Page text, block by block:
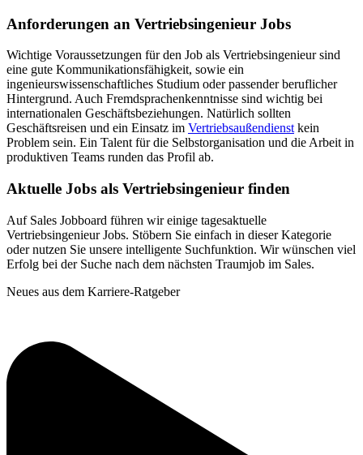
Anforderungen an Vertriebsingenieur Jobs
Wichtige Voraussetzungen für den Job als Vertriebsingenieur sind
eine gute Kommunikationsfähigkeit, sowie ein
ingenieurswissenschaftliches Studium oder passender beruflicher
Hintergrund. Auch Fremdsprachenkenntnisse sind wichtig bei
internationalen Geschäftsbeziehungen. Natürlich sollten
Geschäftsreisen und ein Einsatz im Vertriebsaußendienst kein
Problem sein. Ein Talent für die Selbstorganisation und die Arbeit in
produktiven Teams runden das Profil ab.
Aktuelle Jobs als Vertriebsingenieur finden
Auf Sales Jobboard führen wir einige tagesaktuelle
Vertriebsingenieur Jobs. Stöbern Sie einfach in dieser Kategorie
oder nutzen Sie unsere intelligente Suchfunktion. Wir wünschen viel
Erfolg bei der Suche nach dem nächsten Traumjob im Sales.
Neues aus dem Karriere-Ratgeber